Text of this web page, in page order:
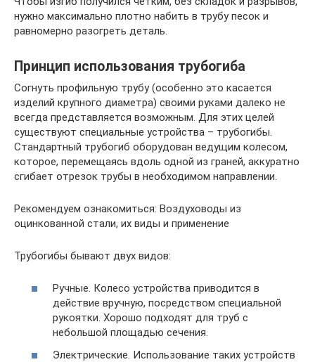
нужно максимально плотно набить в трубу песок и
равномерно разогреть деталь.
Принцип использования трубогиба
Согнуть профильную трубу (особенно это касается
изделий крупного диаметра) своими руками далеко не
всегда представляется возможным. Для этих целей
существуют специальные устройства – трубогибы.
Стандартный трубогиб оборудован ведущим колесом,
которое, перемещаясь вдоль одной из граней, аккуратно
сгибает отрезок трубы в необходимом направлении.
Рекомендуем ознакомиться: Воздуховоды из
оцинкованной стали, их виды и применение
Трубогибы бывают двух видов:
Ручные. Колесо устройства приводится в
действие вручную, посредством специальной
рукоятки. Хорошо подходят для труб с
небольшой площадью сечения.
Электрические. Использование таких устройств